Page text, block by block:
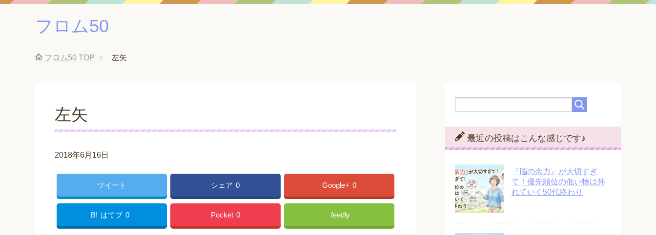
フロム50
フロム50 TOP 左矢
左矢
2018年6月16日
ツイート シェア 0 Google+ 0
B! はてブ 0 Pocket 0 feedly
最近の投稿はこんな感じです♪
『脳の余力』が大切すぎ
て！優先順位の低い物は外
れていく50代終わり